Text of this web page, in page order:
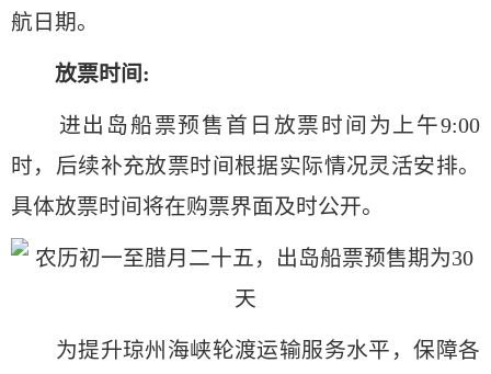
航日期。
放票时间:
进出岛船票预售首日放票时间为上午9:00
时，后续补充放票时间根据实际情况灵活安排。
具体放票时间将在购票界面及时公开。
为提升琼州海峡轮渡运输服务水平，保障各